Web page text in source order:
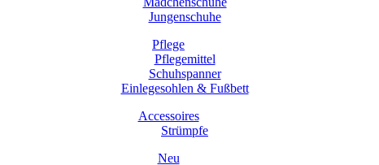
Jungenschuhe
Pflege
Pflegemittel
Schuhspanner
Einlegesohlen & Fußbett
Accessoires
Strümpfe
Neu